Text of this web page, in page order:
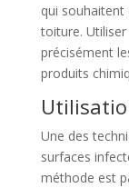
qui souhaitent
toiture.
précisément
produits
Une des
surfaces
méthode est